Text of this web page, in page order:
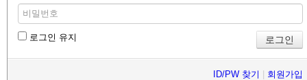
로그인 유지
ID/PW 찾기 회원가입